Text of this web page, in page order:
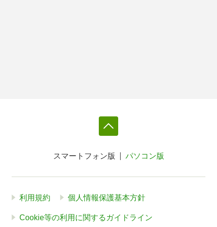
スマートフォン版 パソコン版
利用規約 個人情報保護基本方針
Cookie等の利用に関するガイドライン